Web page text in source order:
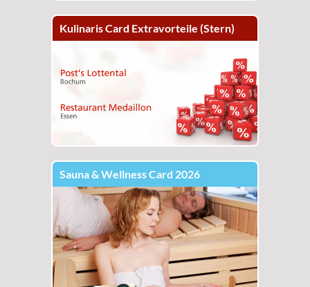
Kulinaris Card Extravorteile (Stern)
Sauna & Wellness Card 2026